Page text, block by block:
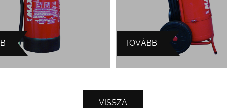
TOVÁBB
VISSZA